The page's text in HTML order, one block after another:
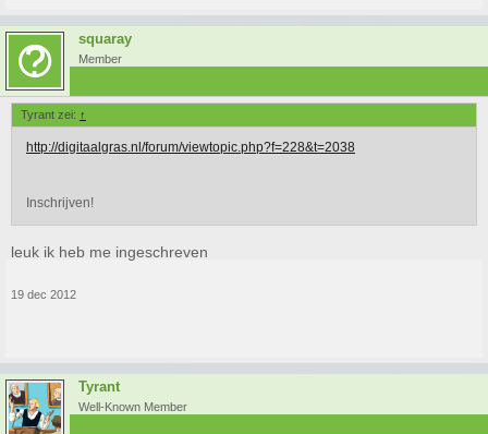
squaray
Member
Tyrant zei: ↑
http://digitaalgras.nl/forum/viewtopic.php?f=228&t=2038
Inschrijven!
leuk ik heb me ingeschreven
19 dec 2012
Tyrant
Well-Known Member